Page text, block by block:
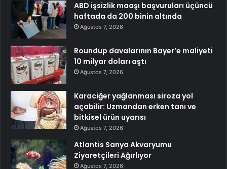
ABD işsizlik maaşı başvuruları üçüncü
haftada da 200 binin altında
Ağustos 7, 2026
Roundup davalarının Bayer’e maliyeti
10 milyar doları aştı
Ağustos 7, 2026
Karaciğer yağlanması siroza yol
açabilir: Uzmandan erken tanı ve
bitkisel ürün uyarısı
Ağustos 7, 2026
Atlantis Sanya Akvaryumu
Ziyaretçileri Ağırlıyor
Ağustos 7, 2026